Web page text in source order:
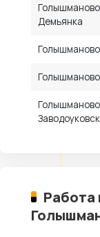
Демьянка
Заводоуковск
Работа